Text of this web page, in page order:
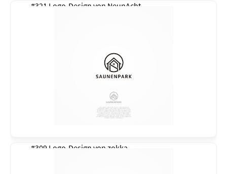
#321 Logo-Design von NeunAcht
#309 Logo-Design von zokka